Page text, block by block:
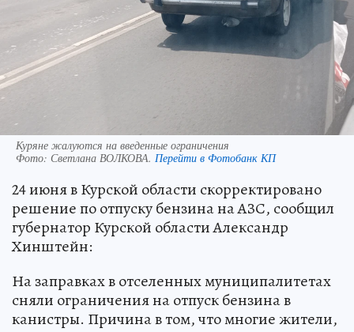
Куряне жалуются на введенные ограничения
Фото: Светлана ВОЛКОВА. Перейти в Фотобанк КП
24 июня в Курской области скорректировано
решение по отпуску бензина на АЗС, сообщил
губернатор Курской области Александр
Хинштейн:
На заправках в отселенных муниципалитетах
сняли ограничения на отпуск бензина в
канистры. Причина в том, что многие жители,